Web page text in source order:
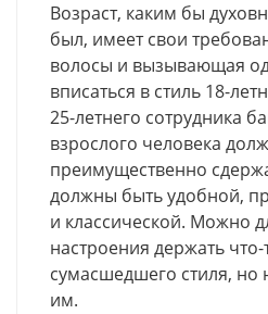
Возраст, каким бы
был, имеет свои
волосы и вызывающая
вписаться в стиль 18-
25-летнего сотрудника
взрослого человека
преимущественно
должны быть удобной,
и классической. Можно
настроения держать что-
сумасшедшего стиля, но
им.